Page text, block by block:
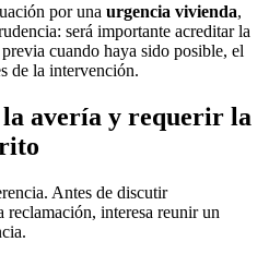
por una urgencia vivienda,
será importante acreditar la
cuando haya sido posible, el
de la intervención.
avería y requerir la
Antes de discutir
reclamación, interesa reunir un